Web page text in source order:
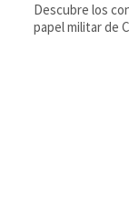
Descubre los
papel militar de